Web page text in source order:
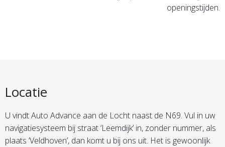
openingstijden.
Locatie
U vindt Auto Advance aan de Locht naast de N69. Vul in uw
navigatiesysteem bij straat ‘Leemdijk’ in, zonder nummer, als
plaats ‘Veldhoven’, dan komt u bij ons uit. Het is gewoonlijk